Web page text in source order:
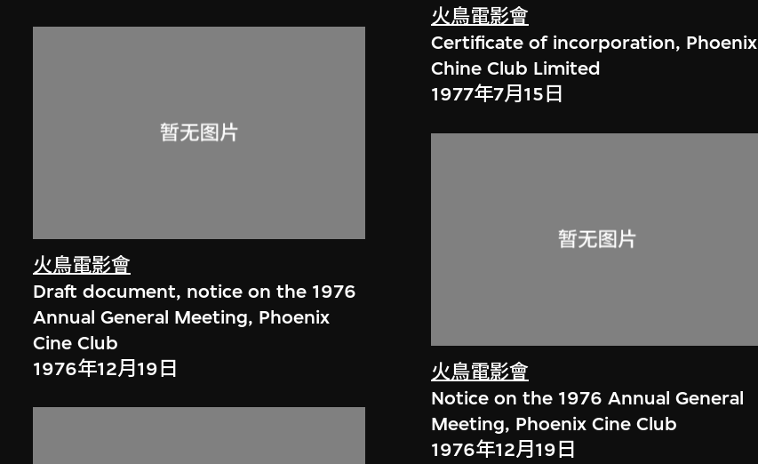
火鳥電影會
Draft document, notice on the 1976
Annual General Meeting, Phoenix
Cine Club
1976年12月19日
火鳥電影會
Certificate of incorporation, Phoenix
Chine Club Limited
1977年7月15日
火鳥電影會
Notice on the 1976 Annual General
Meeting, Phoenix Cine Club
1976年12月19日